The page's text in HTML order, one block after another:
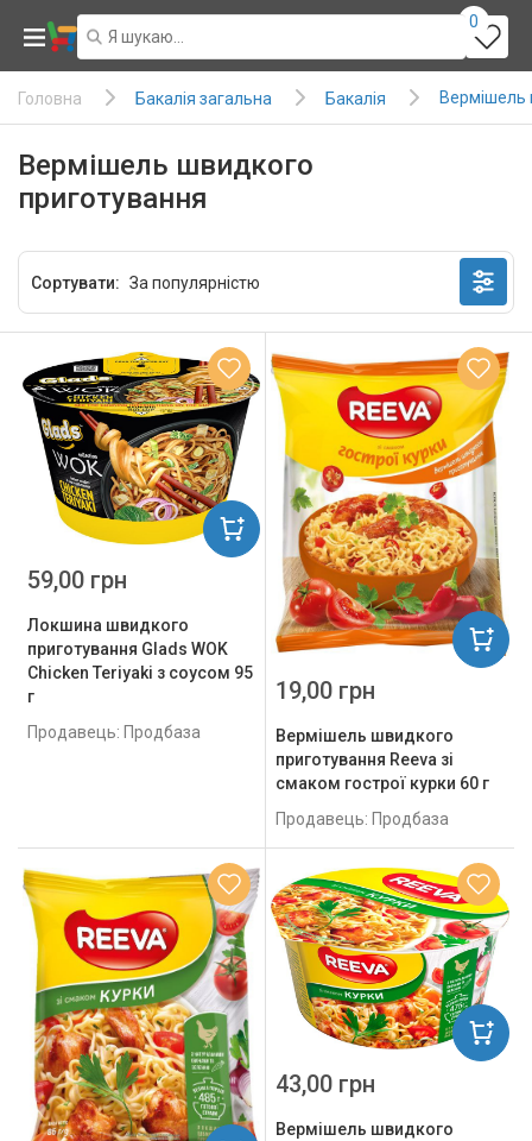
0
Головна Бакалія загальна Бакалія Вермішель
Вермішель швидкого
приготування
Сортувати:
Локшина швидкого
приготування Glads WOK
Chicken Teriyaki з соусом 95
г
Продавець: Продбаза
59,00 грн
Вермішель швидкого
приготування Reeva зі
смаком гострої курки 60 г
Продавець: Продбаза
19,00 грн
Вермішель швидкого
43,00 грн